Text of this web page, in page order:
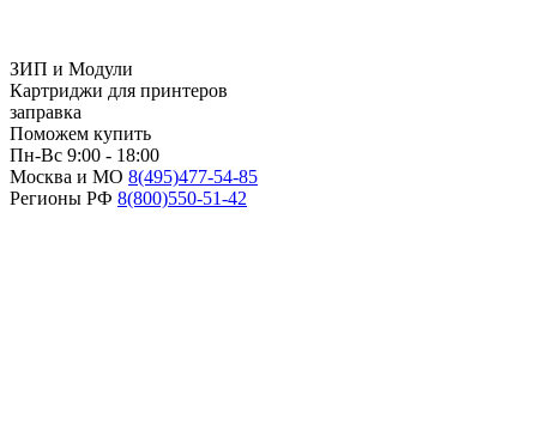
ЗИП и Модули
Картриджи для принтеров
заправка
Поможем купить
Пн-Вс 9:00 - 18:00
Москва и МО 8(495)477-54-85
Регионы РФ 8(800)550-51-42